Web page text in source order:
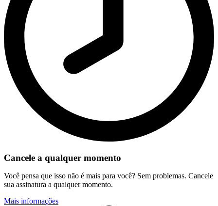
Cancele a qualquer momento
Você pensa que isso não é mais para você? Sem problemas. Cancele
sua assinatura a qualquer momento.
Mais informações